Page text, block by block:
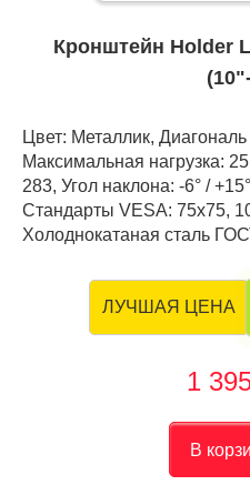
Кронштейн Holder
Цвет: Металлик,
Максимальная нагрузка:
283, Угол наклона: -6° /
Стандарты VESA: 75x75,
Холоднокатаная сталь
ЛУЧШАЯ ЦЕНА
1
В